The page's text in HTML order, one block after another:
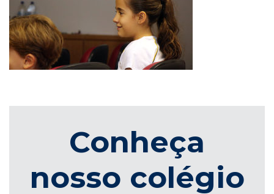
Conheça
nosso colégio